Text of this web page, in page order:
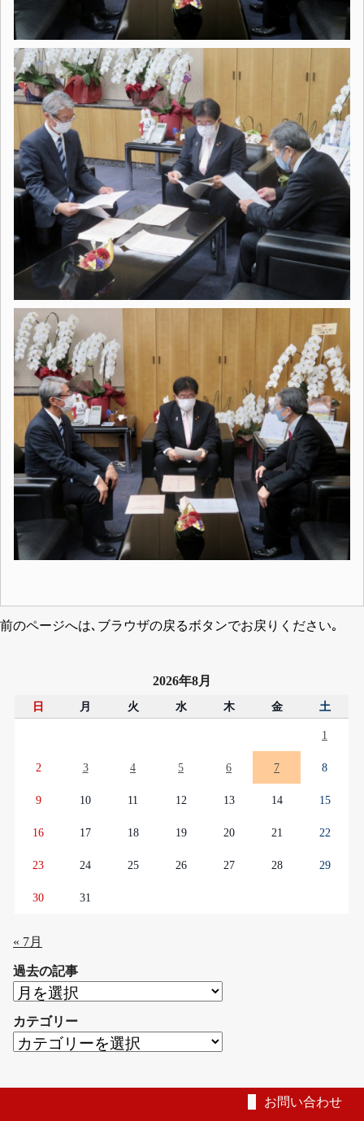
前のページへは､ブラウザの戻るボタンでお戻りください｡
2026年8月
日 月 火 水 木 金 土
1
2 3 4 5 6 7 8
9 10 11 12 13 14 15
16 17 18 19 20 21 22
23 24 25 26 27 28 29
30 31
« 7月
過去の記事
過
の
記
カテゴリー
カ
お問い合わせ